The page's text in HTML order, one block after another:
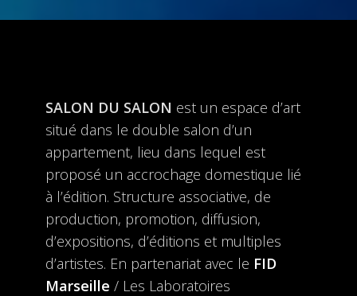
SALON DU SALON est un espace d’art
situé dans le double salon d’un
appartement, lieu dans lequel est
proposé un accrochage domestique lié
à l’édition. S​tructure ​associative, de
production, promotion, diffusion,
d’expositions, d’éditions et multiples
d’artistes. En partenariat avec le FID
Marseille / Les Laboratoires